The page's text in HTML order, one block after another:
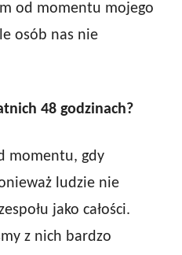
od momentu mojego
osób nas nie
48 godzinach?
momentu, gdy
ludzie nie
jako całości.
z nich bardzo